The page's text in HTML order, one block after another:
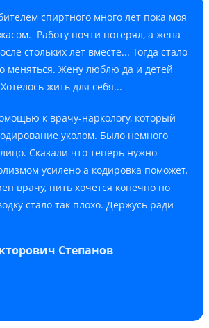
спиртного много лет пока моя
Работу почти потерял, а жена
стольких лет вместе... Тогда стало
меняться. Жену люблю да и детей
жить для себя...
к врачу-наркологу, который
уколом. Было немного
Сказали что теперь нужно
усилено а кодировка поможет.
врачу, пить хочется конечно но
стало так плохо. Держусь ради
Степанов